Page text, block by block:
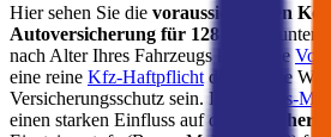
Hier sehen Sie die voraussichtlichen
Autoversicherung für 128
für
nach Alter Ihres Fahrzeugs kann eine
eine reine Kfz-Haftpflicht die richtige
Versicherungsschutz sein. Ihre
Bonus-
einen starken Einfluss auf die